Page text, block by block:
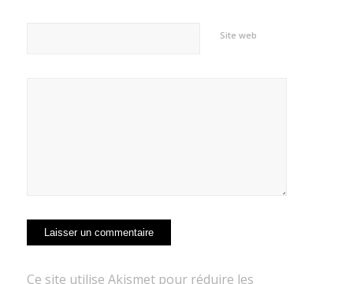
Site web
Ce site utilise Akismet pour réduire les